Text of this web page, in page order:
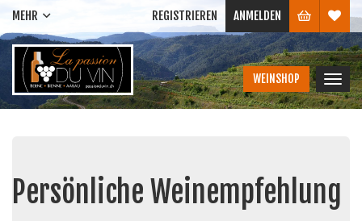
MEHR REGISTRIEREN ANMELDEN
WEINSHOP
ein-/
Persönliche Weinempfehlung